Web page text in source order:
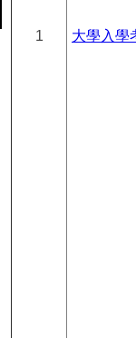
1 大學入學